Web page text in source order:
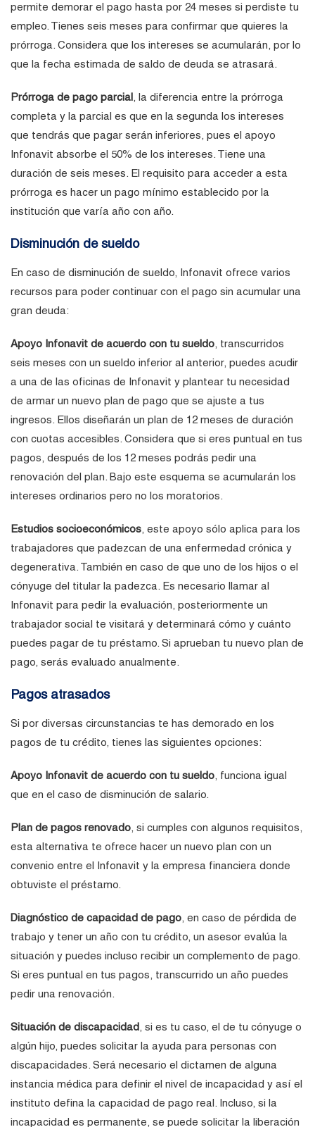
permite demorar el pago hasta por 24 meses si perdiste tu
empleo. Tienes seis meses para confirmar que quieres la
prórroga. Considera que los intereses se acumularán, por lo
que la fecha estimada de saldo de deuda se atrasará.
Prórroga de pago parcial, la diferencia entre la prórroga
completa y la parcial es que en la segunda los intereses
que tendrás que pagar serán inferiores, pues el apoyo
Infonavit absorbe el 50% de los intereses. Tiene una
duración de seis meses. El requisito para acceder a esta
prórroga es hacer un pago mínimo establecido por la
institución que varía año con año.
Disminución de sueldo
En caso de disminución de sueldo, Infonavit ofrece varios
recursos para poder continuar con el pago sin acumular una
gran deuda:
Apoyo Infonavit de acuerdo con tu sueldo, transcurridos
seis meses con un sueldo inferior al anterior, puedes acudir
a una de las oficinas de Infonavit y plantear tu necesidad
de armar un nuevo plan de pago que se ajuste a tus
ingresos. Ellos diseñarán un plan de 12 meses de duración
con cuotas accesibles. Considera que si eres puntual en tus
pagos, después de los 12 meses podrás pedir una
renovación del plan. Bajo este esquema se acumularán los
intereses ordinarios pero no los moratorios.
Estudios socioeconómicos, este apoyo sólo aplica para los
trabajadores que padezcan de una enfermedad crónica y
degenerativa. También en caso de que uno de los hijos o el
cónyuge del titular la padezca. Es necesario llamar al
Infonavit para pedir la evaluación, posteriormente un
trabajador social te visitará y determinará cómo y cuánto
puedes pagar de tu préstamo. Si aprueban tu nuevo plan de
pago, serás evaluado anualmente.
Pagos atrasados
Si por diversas circunstancias te has demorado en los
pagos de tu crédito, tienes las siguientes opciones:
Apoyo Infonavit de acuerdo con tu sueldo, funciona igual
que en el caso de disminución de salario.
Plan de pagos renovado, si cumples con algunos requisitos,
esta alternativa te ofrece hacer un nuevo plan con un
convenio entre el Infonavit y la empresa financiera donde
obtuviste el préstamo.
Diagnóstico de capacidad de pago, en caso de pérdida de
trabajo y tener un año con tu crédito, un asesor evalúa la
situación y puedes incluso recibir un complemento de pago.
Si eres puntual en tus pagos, transcurrido un año puedes
pedir una renovación.
Situación de discapacidad, si es tu caso, el de tu cónyuge o
algún hijo, puedes solicitar la ayuda para personas con
discapacidades. Será necesario el dictamen de alguna
instancia médica para definir el nivel de incapacidad y así el
instituto defina la capacidad de pago real. Incluso, si la
incapacidad es permanente, se puede solicitar la liberación